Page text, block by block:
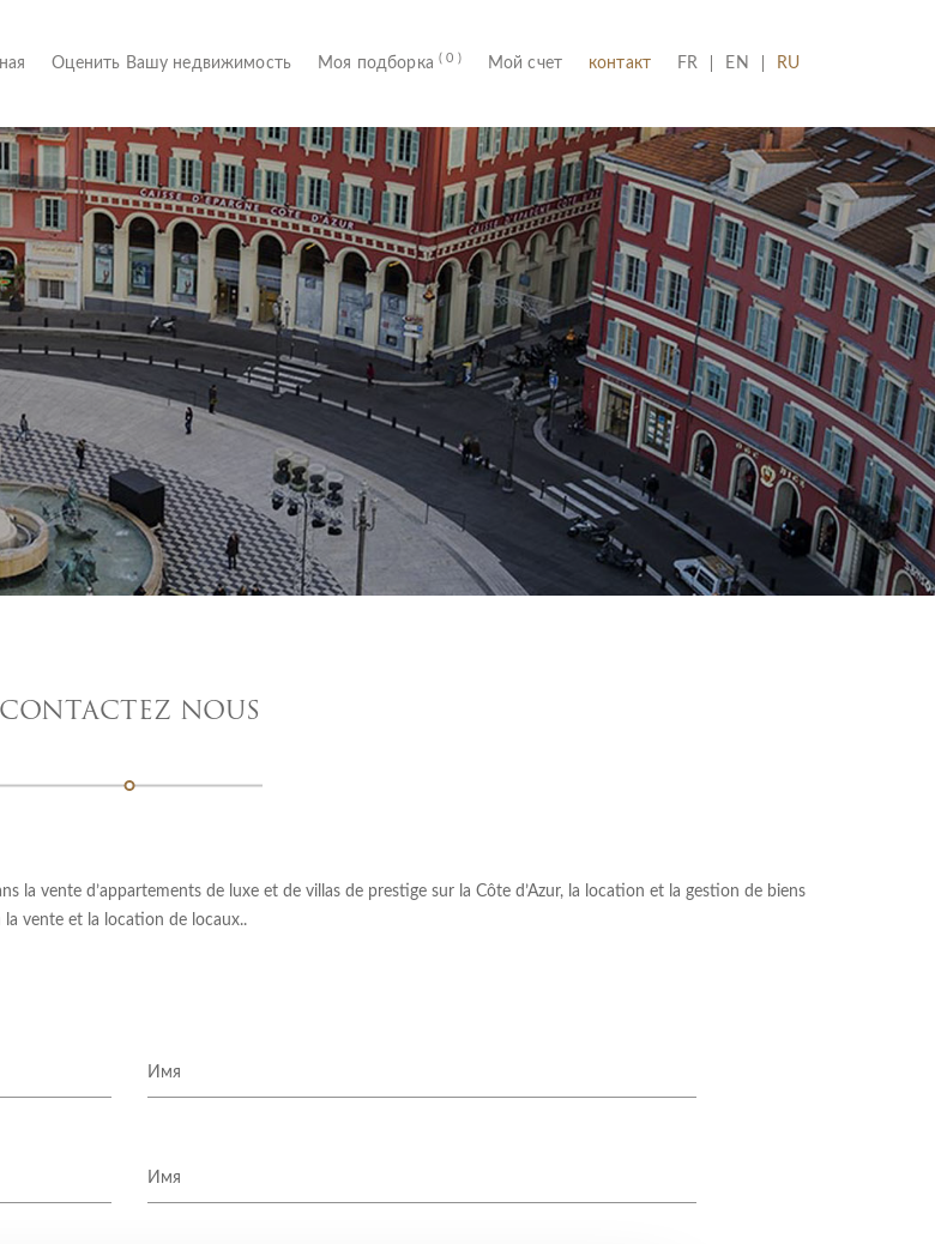
(current)
Оценить Вашу недвижимость Моя подборка( 0 ) Мой счет контакт FR (CURRENT)
EN RU
CONTACTEZ NOUS
la vente d’appartements de luxe et de villas de prestige sur la Côte d’Azur, la location et la gestion de biens
vente et la location de locaux..